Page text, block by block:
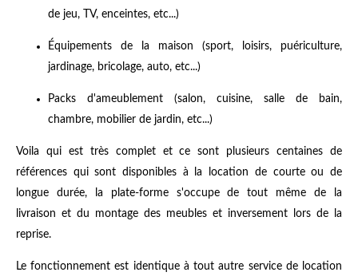
de jeu, TV, enceintes, etc...)
Équipements de la maison (sport, loisirs, puériculture,
jardinage, bricolage, auto, etc...)
Packs d'ameublement (salon, cuisine, salle de bain,
chambre, mobilier de jardin, etc...)
Voila qui est très complet et ce sont plusieurs centaines de
références qui sont disponibles à la location de courte ou de
longue durée, la plate-forme s'occupe de tout même de la
livraison et du montage des meubles et inversement lors de la
reprise.
Le fonctionnement est identique à tout autre service de location